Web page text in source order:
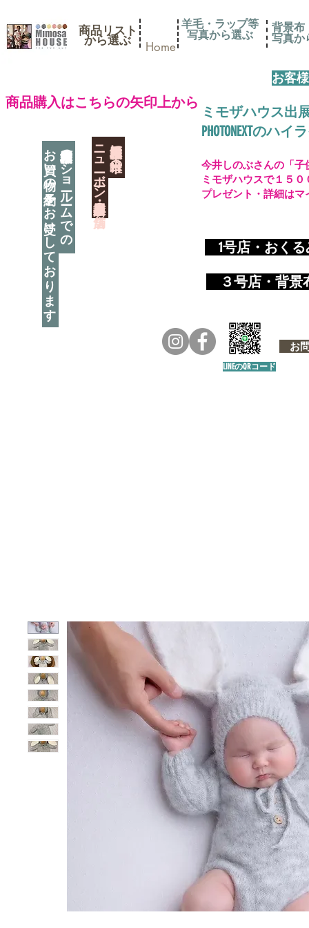
商品リスト
​から選ぶ Home
​商品購入はこちらの矢印上から
神奈川県相模原市に日本唯一の
​ニューボーン撮影用小道具店・３店舗
羊毛・ラップ等
写真から選ぶ
背景布
写真か
お客
ミモザハウス出
PHOTONEXTのハ
神奈川県相模原市のショールームでの
お買い物の予約をお受けしております 1号店・おく
​ ３号店・背
お
今井しのぶさんの「
ミモザハウスで１５
プレゼント・詳細は
LINEのQRコード